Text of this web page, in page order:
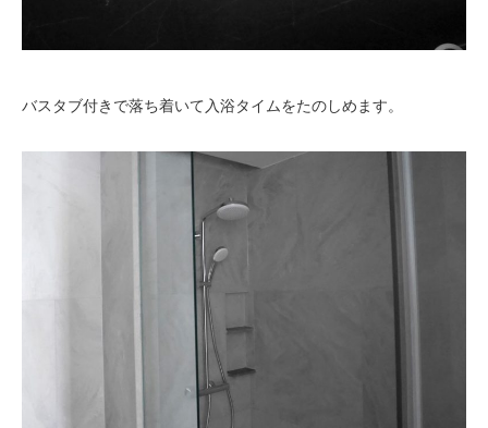
バスタブ付きで落ち着いて入浴タイムをたのしめます。